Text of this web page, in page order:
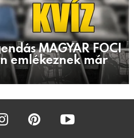
MAGYAR FOCI
emlékeznek már
instagram